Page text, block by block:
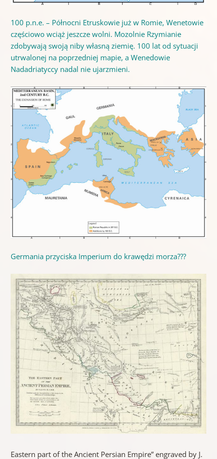
100 p.n.e. – Północni Etruskowie już w Romie, Wenetowie
częściowo wciąż jeszcze wolni. Mozolnie Rzymianie
zdobywają swoją niby własną ziemię. 100 lat od sytuacji
utrwalonej na poprzedniej mapie, a Wenedowie
Nadadriatyccy nadal nie ujarzmieni.
Germania przyciska Imperium do krawędzi morza???
Eastern part of the Ancient Persian Empire” engraved by J.